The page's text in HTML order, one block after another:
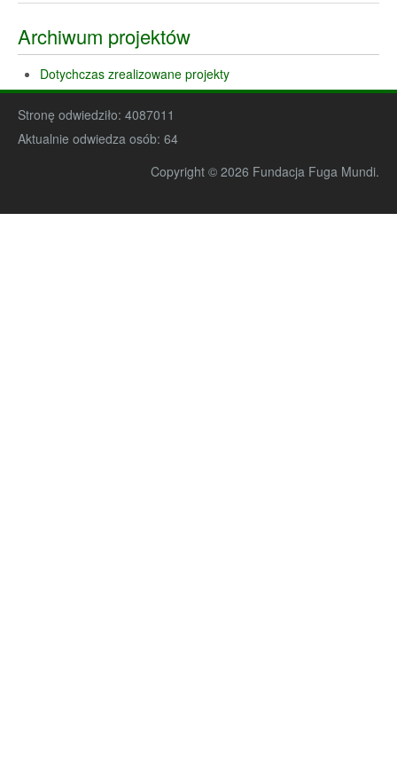
Archiwum projektów
Dotychczas zrealizowane projekty
Stronę odwiedziło: 4087011
Aktualnie odwiedza osób: 64
Copyright © 2026 Fundacja Fuga Mundi.